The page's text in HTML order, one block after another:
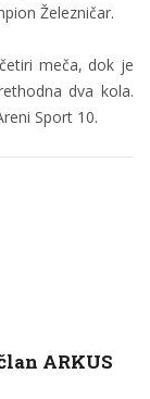
Železničar.
meča, dok je
dva kola.
Sport 10.
ARKUS